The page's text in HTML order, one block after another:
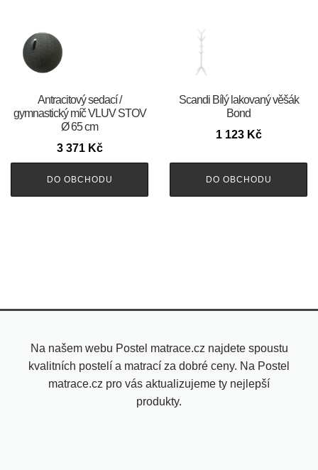
Antracitový sedací /
gymnastický míč VLUV STOV
Ø 65 cm
3 371 Kč
DO OBCHODU
Scandi Bílý lakovaný věšák
Bond
1 123 Kč
DO OBCHODU
Na našem webu Postel matrace.cz najdete spoustu
kvalitních postelí a matrací za dobré ceny. Na Postel
matrace.cz pro vás aktualizujeme ty nejlepší
produkty.